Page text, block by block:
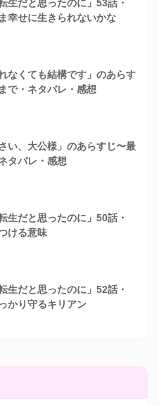
生だと思ったのに」53話・
幸せに生きられないかな
なくても結構です」のあらす
で・ネタバレ・感想
い、大公様」のあらすじ〜最
タバレ・感想
生だと思ったのに」50話・
ける意味
生だと思ったのに」52話・
かり守るキリアン